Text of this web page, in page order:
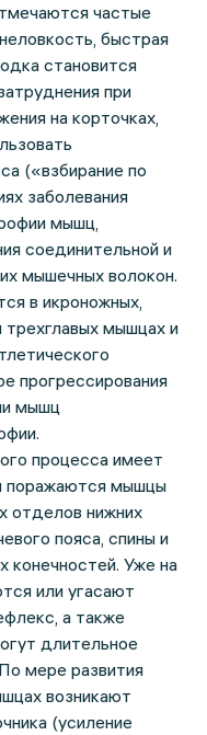
частые
быстрая
становится
при
на корточках,
(«взбирание по
заболевания
мышц,
соединительной и
мышечных волокон.
в икроножных,
трехглавых мышцах и
прогрессирования
мышц
процесса имеет
поражаются мышцы
отделов нижних
пояса, спины и
конечностей. Уже на
или угасают
а также
длительное
мере развития
возникают
(усиление